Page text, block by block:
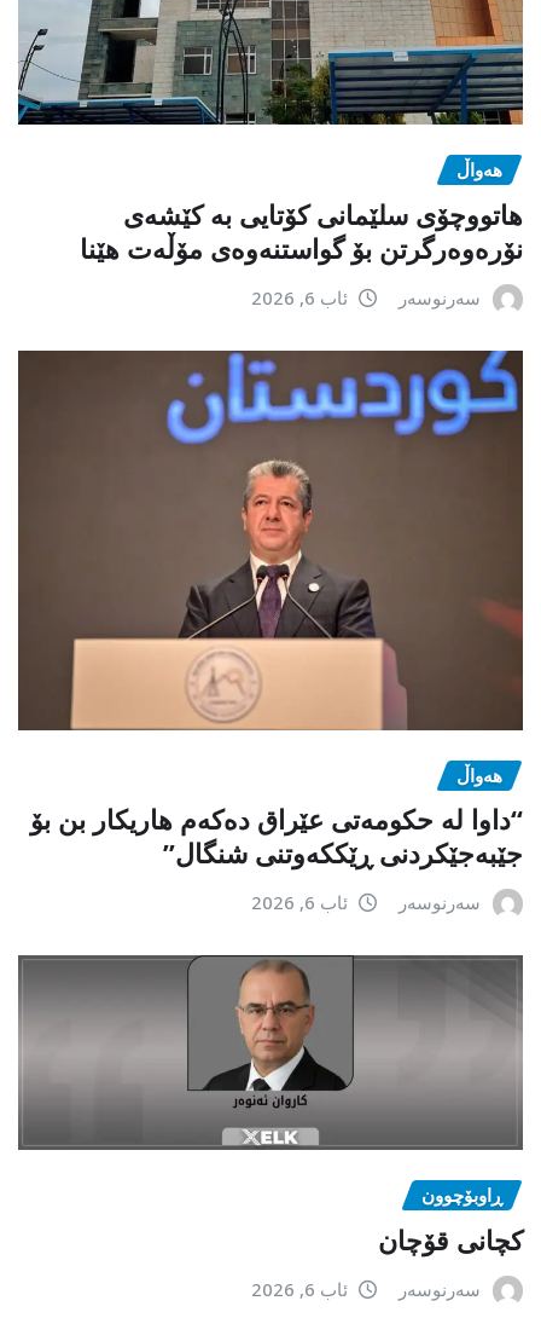
هەواڵ
هاتووچۆی سلێمانی کۆتایی بە کێشەی
نۆرەوەرگرتن بۆ گواستنەوەی مۆڵەت هێنا
سەرنوسەر ئاب 6, 2026
هەواڵ
“داوا لە حكومەتی عێراق دەكەم هاریكار بن بۆ
جێبەجێكردنی ڕێككەوتنی شنگال”
سەرنوسەر ئاب 6, 2026
ڕاوبۆچوون
کچانی قۆچان
سەرنوسەر ئاب 6, 2026